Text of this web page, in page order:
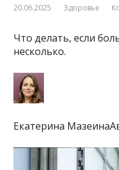
20.06.2025 Здоровье
Что делать, если
несколько.
Екатерина